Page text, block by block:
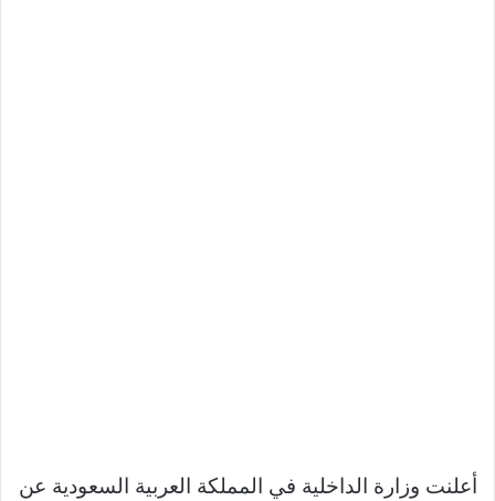
أعلنت وزارة الداخلية في المملكة العربية السعودية عن